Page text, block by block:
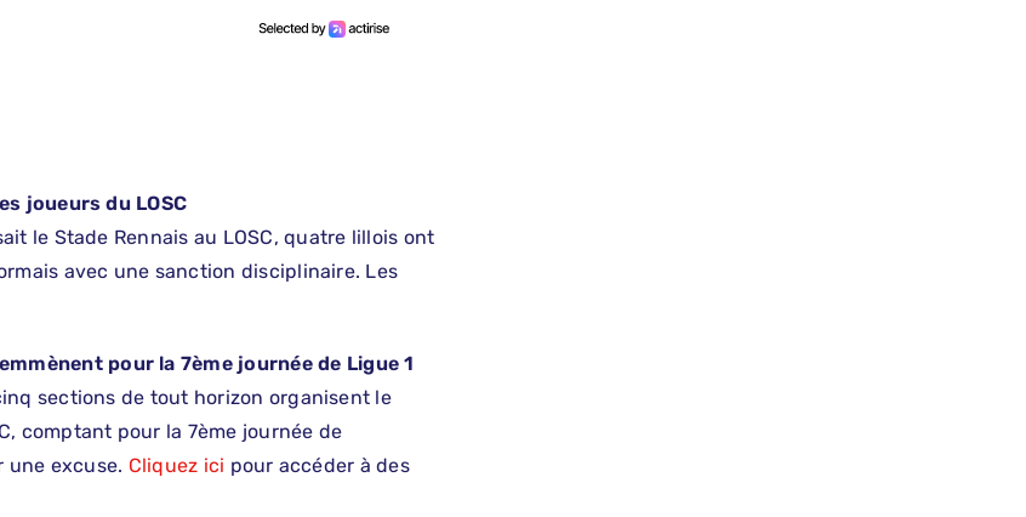
joueurs du LOSC
le Stade Rennais au LOSC, quatre lillois ont
avec une sanction disciplinaire. Les
pour la 7ème journée de Ligue 1
sections de tout horizon organisent le
comptant pour la 7ème journée de
excuse. Cliquez ici pour accéder à des